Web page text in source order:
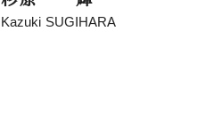
Kazuki SUGIHARA